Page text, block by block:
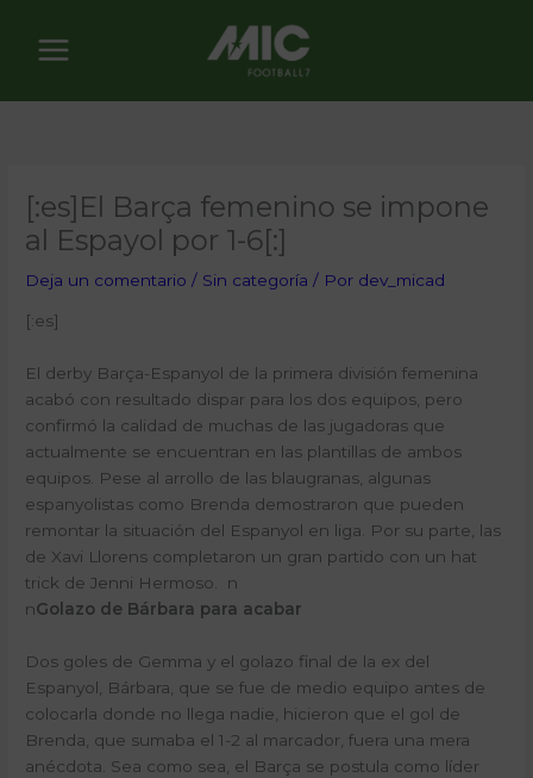
contenido
[:es]El Barça femenino se impone
al Espayol por 1-6[:]
Deja un comentario / Sin categoría / Por dev_micad
[:es]
El derby Barça-Espanyol de la primera división femenina
acabó con resultado dispar para los dos equipos, pero
confirmó la calidad de muchas de las jugadoras que
actualmente se encuentran en las plantillas de ambos
equipos. Pese al arrollo de las blaugranas, algunas
espanyolistas como Brenda demostraron que pueden
remontar la situación del Espanyol en liga. Por su parte, las
de Xavi Llorens completaron un gran partido con un hat
trick de Jenni Hermoso. n
nGolazo de Bárbara para acabar
Dos goles de Gemma y el golazo final de la ex del
Espanyol, Bárbara, que se fue de medio equipo antes de
colocarla donde no llega nadie, hicieron que el gol de
Brenda, que sumaba el 1-2 al marcador, fuera una mera
anécdota. Sea como sea, el Barça se postula como líder